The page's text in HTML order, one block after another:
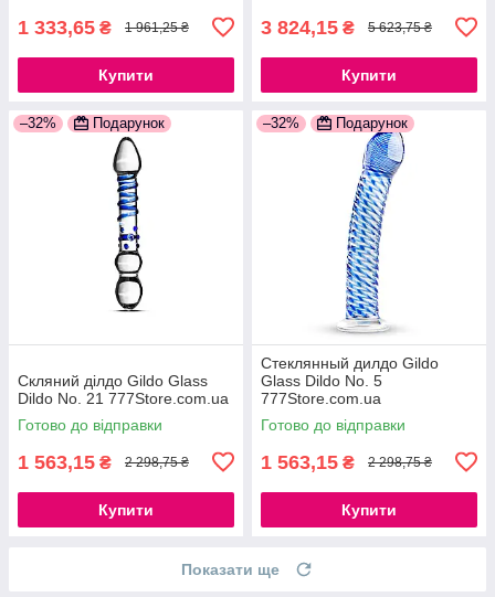
1 333,65 ₴ 1 961,25 ₴
Купити
3 824,15 ₴ 5 623,75 ₴
Купити
–32% Подарунок
Скляний ділдо Gildo Glass
Dildo No. 21 777Store.com.ua
Готово до відправки
1 563,15 ₴ 2 298,75 ₴
Купити
–32% Подарунок
Стеклянный дилдо Gildo
Glass Dildo No. 5
777Store.com.ua
Готово до відправки
1 563,15 ₴ 2 298,75 ₴
Купити
Показати ще